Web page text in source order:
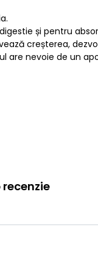
și pentru
creșterea,
are nevoie de un